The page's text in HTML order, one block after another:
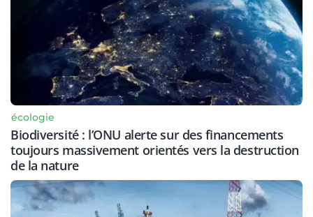
écologie
Biodiversité : l’ONU alerte sur des financements
toujours massivement orientés vers la destruction
de la nature